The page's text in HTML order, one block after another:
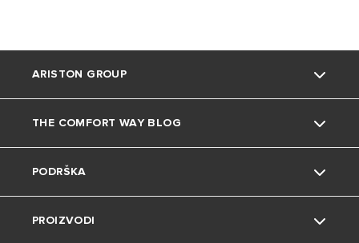
ARISTON GROUP
O nama
Grupa
Zaposlenje
THE COMFORT WAY BLOG
Saveti i trikovi
Životna sredina
PODRŠKA
Kontakt
PROIZVODI